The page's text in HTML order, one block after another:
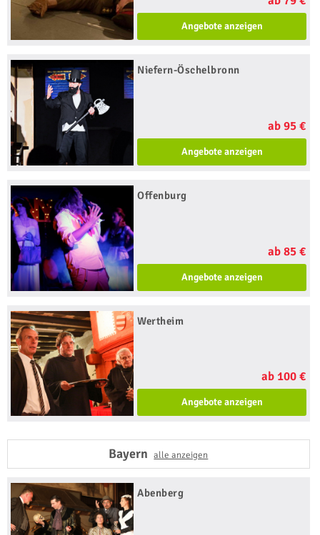
Angebote anzeigen
Niefern-Öschelbronn
ab 95 €
Angebote anzeigen
Offenburg
ab 85 €
Angebote anzeigen
Wertheim
ab 100 €
Angebote anzeigen
Bayernalle anzeigen
Abenberg